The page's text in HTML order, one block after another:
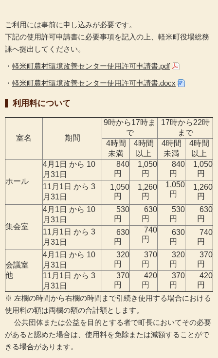
ご利用には事前に申し込みが必要です。
下記の使用許可申請書に必要事項を記入の上、軽米町役場総務
課へ提出してください。
・ 軽米町農村環境改善センター使用許可申請書.pdf
・ 軽米町農村環境改善センター使用許可申請書.docx
利用料について
室名 期間
9時から17時ま
で
17時から22時
まで
4時間
未満
4時間
以上
4時間
未満
4時間
以上
ホール
4月1日 から 10
月31日
840
円
1,050
円
840
円
1,050
円
11月1日 から 3
月31日
1,050
円
1,260
円
1,050
円
1,260
円
集会室
4月1日 から 10
月31日
530
円
630
円
530
円
630
円
11月1日 から 3
月31日
630
円
740
円
630
円
740
円
会議室
他
4月1日 から 10
月31日
320
円
370
円
320
円
370
円
11月1日 から 3
月31日
370
円
420
円
370
円
420
円
※ 左欄の時間から右欄の時間まで引続き使用する場合における
使用料の額は両欄の額の合計額とします。
公共団体または公益を目的とする者で町長においてその必要
があると認めた場合は、使用料を免除または減額することがで
きる場合があります。